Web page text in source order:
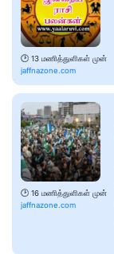
🕑 13 மணித்துளிகள் முன்
jaffnazone.com
🕑 16 மணித்துளிகள் முன்
jaffnazone.com